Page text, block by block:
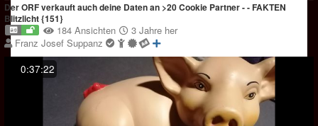
Der ORF verkauft auch deine Daten an >20 Cookie Partner - - FAKTEN
Blitzlicht {151}
184 Ansichten
3 Jahre her
Franz Josef Suppanz
0:37:22